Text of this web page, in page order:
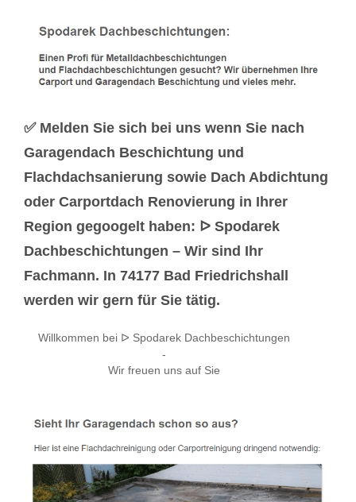
✅ Melden Sie sich bei uns wenn Sie nach
Garagendach Beschichtung und
Flachdachsanierung sowie Dach Abdichtung
oder Carportdach Renovierung in Ihrer
Region gegoogelt haben: ᐅ Spodarek
Dachbeschichtungen – Wir sind Ihr
Fachmann. In 74177 Bad Friedrichshall
werden wir gern für Sie tätig.
Willkommen bei ᐅ Spodarek Dachbeschichtungen
-
Wir freuen uns auf Sie